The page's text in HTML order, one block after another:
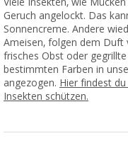
Geruch angelockt. Das
Sonnencreme. Andere
Ameisen, folgen dem Duft
frisches Obst oder
bestimmten Farben in
angezogen. Hier findest
Insekten schützen.